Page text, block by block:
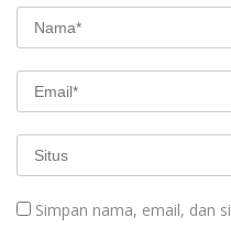
Simpan nama, email, dan